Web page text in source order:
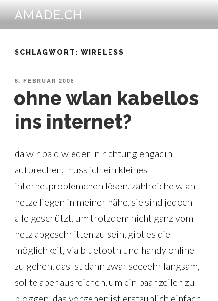
Inhalt
springen
AMADE.CH
SCHLAGWORT: WIRELESS
VERÖFFENTLICHT
6. FEBRUAR 2008
ohne wlan kabellos
ins internet?
da wir bald wieder in richtung engadin
aufbrechen, muss ich ein kleines
internetproblemchen lösen. zahlreiche wlan-
netze liegen in meiner nähe, sie sind jedoch
alle geschützt. um trotzdem nicht ganz vom
netz abgeschnitten zu sein, gibt es die
möglichkeit, via bluetooth und handy online
zu gehen. das ist dann zwar seeeehr langsam,
sollte aber ausreichen, um ein paar zeilen zu
bloggen. das vorgehen ist erstaunlich einfach.